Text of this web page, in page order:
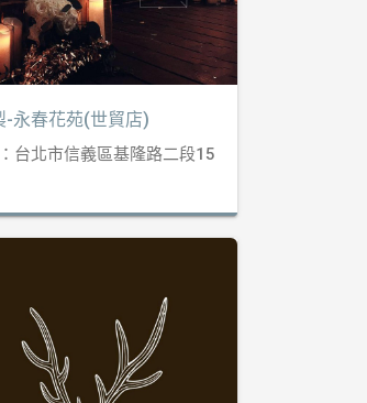
-永春花苑(世貿店)
台北市信義區基隆路二段15